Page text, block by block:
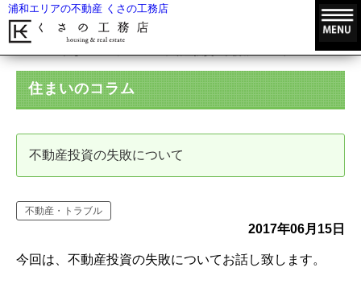
浦和エリアの不動産 くさの工務店
住まいのコラム
不動産投資の失敗について
不動産・トラブル
2017年06月15日
今回は、不動産投資の失敗についてお話し致します。